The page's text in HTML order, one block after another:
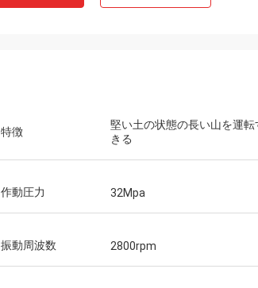
特徴
堅い土の状態の長い山を運
きる
作動圧力 32Mpa
振動周波数 2800rpm